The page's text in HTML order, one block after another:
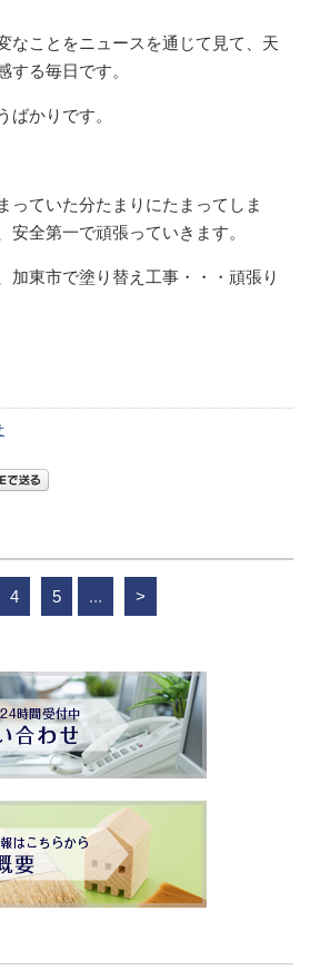
なことをニュースを通じて見て、天
する毎日です。
ばかりです。
っていた分たまりにたまってしま
安全第一で頑張っていきます。
加東市で塗り替え工事・・・頑張り
4 5 ... >